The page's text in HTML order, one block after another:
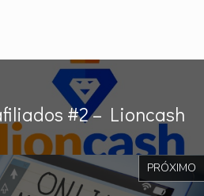
#2 – Lioncash
PRÓXIMO